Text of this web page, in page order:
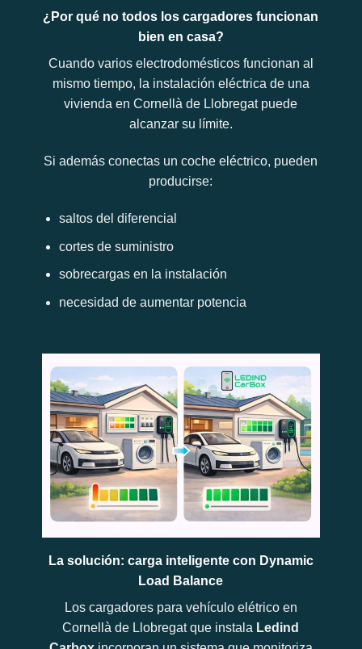
¿Por qué no todos los cargadores funcionan
bien en casa?
Cuando varios electrodomésticos funcionan al
mismo tiempo, la instalación eléctrica de una
vivienda en Cornellà de Llobregat puede
alcanzar su límite.
Si además conectas un coche eléctrico, pueden
producirse:
saltos del diferencial
cortes de suministro
sobrecargas en la instalación
necesidad de aumentar potencia
La solución: carga inteligente con Dynamic
Load Balance
Los cargadores para vehículo elétrico en
Cornellà de Llobregat que instala Ledind